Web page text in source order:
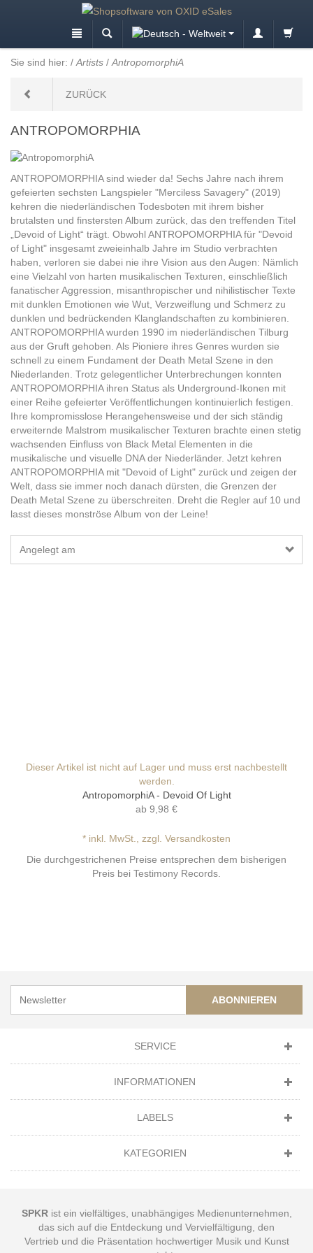
Sie sind hier: / Artists / AntropomorphiA
ZURÜCK
ANTROPOMORPHIA
ANTROPOMORPHIA sind wieder da! Sechs Jahre nach ihrem
gefeierten sechsten Langspieler "Merciless Savagery" (2019)
kehren die niederländischen Todesboten mit ihrem bisher
brutalsten und finstersten Album zurück, das den treffenden Titel
„Devoid of Light“ trägt. Obwohl ANTROPOMORPHIA für "Devoid
of Light" insgesamt zweieinhalb Jahre im Studio verbrachten
haben, verloren sie dabei nie ihre Vision aus den Augen: Nämlich
eine Vielzahl von harten musikalischen Texturen, einschließlich
fanatischer Aggression, misanthropischer und nihilistischer Texte
mit dunklen Emotionen wie Wut, Verzweiflung und Schmerz zu
dunklen und bedrückenden Klanglandschaften zu kombinieren.
ANTROPOMORPHIA wurden 1990 im niederländischen Tilburg
aus der Gruft gehoben. Als Pioniere ihres Genres wurden sie
schnell zu einem Fundament der Death Metal Szene in den
Niederlanden. Trotz gelegentlicher Unterbrechungen konnten
ANTROPOMORPHIA ihren Status als Underground-Ikonen mit
einer Reihe gefeierter Veröffentlichungen kontinuierlich festigen.
Ihre kompromisslose Herangehensweise und der sich ständig
erweiternde Malstrom musikalischer Texturen brachte einen stetig
wachsenden Einfluss von Black Metal Elementen in die
musikalische und visuelle DNA der Niederländer. Jetzt kehren
ANTROPOMORPHIA mit "Devoid of Light" zurück und zeigen der
Welt, dass sie immer noch danach dürsten, die Grenzen der
Death Metal Szene zu überschreiten. Dreht die Regler auf 10 und
lasst dieses monströse Album von der Leine!
Angelegt am
Dieser Artikel ist nicht auf Lager und muss erst nachbestellt
werden.
AntropomorphiA - Devoid Of Light
ab 9,98 €
* inkl. MwSt., zzgl. Versandkosten
Die durchgestrichenen Preise entsprechen dem bisherigen
Preis bei Testimony Records.
ABONNIEREN
SERVICE
INFORMATIONEN
LABELS
KATEGORIEN
SPKRist ein vielfältiges, unabhängiges Medienunternehmen,
das sich auf die Entdeckung und Vervielfältigung, den
Vertrieb und die Präsentation hochwertiger Musik und Kunst